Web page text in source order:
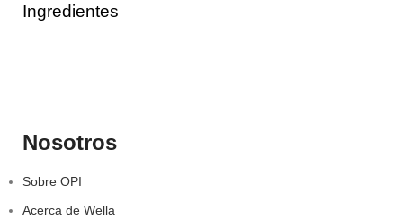
Ingredientes
Nosotros
Sobre OPI
Acerca de Wella